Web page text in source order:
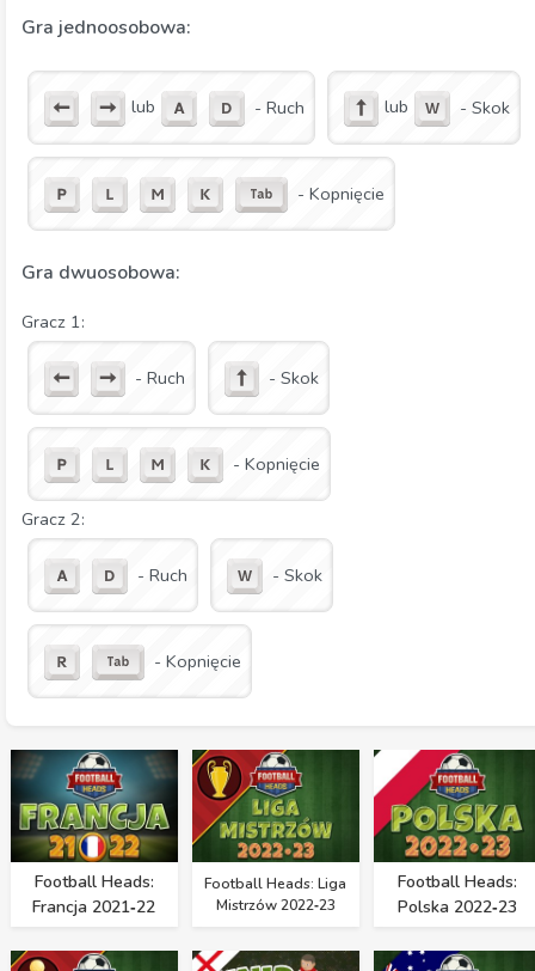
Gra jednoosobowa:
lub - Ruch lub - Skok
- Kopnięcie
Gra dwuosobowa:
Gracz 1:
- Ruch - Skok
- Kopnięcie
Gracz 2:
- Ruch - Skok
- Kopnięcie
Football Heads:
Francja 2021‑22
Football Heads: Liga
Mistrzów 2022‑23
Football Heads:
Polska 2022‑23